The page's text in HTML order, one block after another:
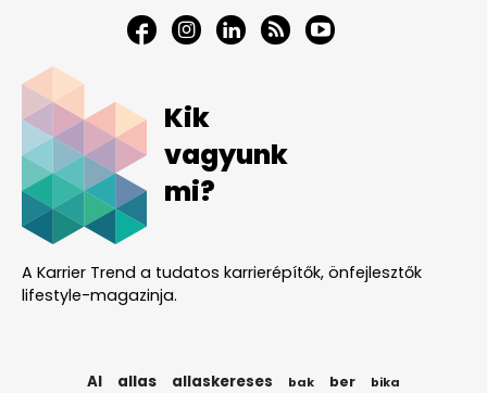
Kik
vagyunk
mi?
A Karrier Trend a tudatos karrierépítők, önfejlesztők
lifestyle-magazinja.
AI allas allaskereses bak ber bika